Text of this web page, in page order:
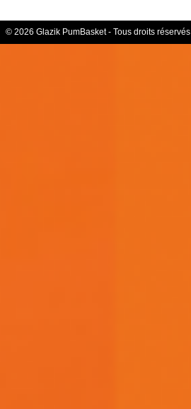
© 2026 Glazik PumBasket - Tous droits réservés